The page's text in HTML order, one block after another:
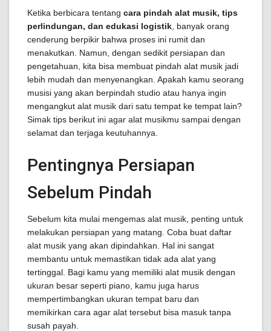
Ketika berbicara tentang cara pindah alat musik, tips
perlindungan, dan edukasi logistik , banyak orang
cenderung berpikir bahwa proses ini rumit dan
menakutkan. Namun, dengan sedikit persiapan dan
pengetahuan, kita bisa membuat pindah alat musik jadi
lebih mudah dan menyenangkan. Apakah kamu seorang
musisi yang akan berpindah studio atau hanya ingin
mengangkut alat musik dari satu tempat ke tempat lain?
Simak tips berikut ini agar alat musikmu sampai dengan
selamat dan terjaga keutuhannya.
Pentingnya Persiapan
Sebelum Pindah
Sebelum kita mulai mengemas alat musik, penting untuk
melakukan persiapan yang matang. Coba buat daftar
alat musik yang akan dipindahkan. Hal ini sangat
membantu untuk memastikan tidak ada alat yang
tertinggal. Bagi kamu yang memiliki alat musik dengan
ukuran besar seperti piano, kamu juga harus
mempertimbangkan ukuran tempat baru dan
memikirkan cara agar alat tersebut bisa masuk tanpa
susah payah.